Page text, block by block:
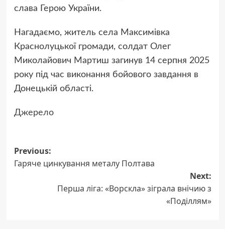
слава Герою України.
Нагадаємо, житель села Максимівка
Краснолуцької громади, солдат Олег
Миколайович Мартиш загинув 14 серпня 2025
року під час виконання бойового завдання в
Донецькій області.
Джерело
Post
navigation
Previous:
Гаряче цинкування металу Полтава
Next:
Перша ліга: «Ворскла» зіграла внічию з
«Поділлям»